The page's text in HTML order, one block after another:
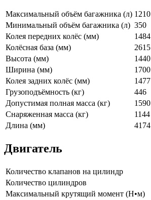
Максимальный объём багажника (л) 1210
Минимальный объём багажника (л) 350
Колея передних колёс (мм)
1484
Колёсная база (мм)
2615
Высота (мм)
1440
Ширина (мм)
1700
Колея задних колёс (мм)
1477
Грузоподъёмность (кг)
446
Допустимая полная масса (кг)
1590
Снаряженная масса (кг)
1144
Длина (мм)
4174
Двигатель
Количество клапанов на цилиндр
Количество цилиндров
Максимальный крутящий момент (Н•м)